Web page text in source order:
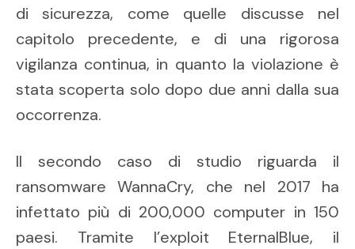
di sicurezza, come quelle discusse nel
capitolo precedente, e di una rigorosa
vigilanza continua, in quanto la violazione è
stata scoperta solo dopo due anni dalla sua
occorrenza.
Il secondo caso di studio riguarda il
ransomware WannaCry, che nel 2017 ha
infettato più di 200,000 computer in 150
paesi. Tramite l’exploit EternalBlue, il